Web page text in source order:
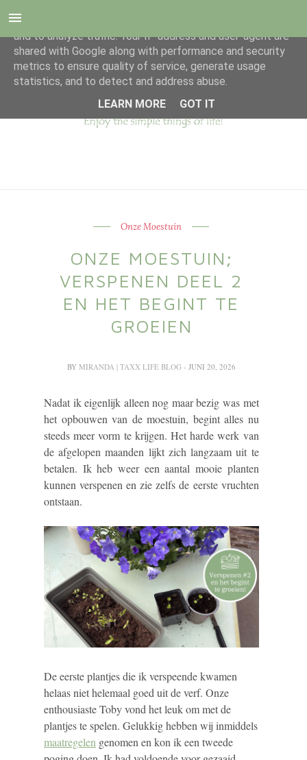
Onze Moestuin
ONZE MOESTUIN;
VERSPENEN DEEL 2
EN HET BEGINT TE
GROEIEN
BY MIRANDA | TAXX LIFE BLOG - JUNI 20, 2026
Nadat ik eigenlijk alleen nog maar bezig was met
het opbouwen van de moestuin, begint alles nu
steeds meer vorm te krijgen. Het harde werk van
de afgelopen maanden lijkt zich langzaam uit te
betalen. Ik heb weer een aantal mooie planten
kunnen verspenen en zie zelfs de eerste vruchten
ontstaan.
De eerste plantjes die ik verspeende kwamen
helaas niet helemaal goed uit de verf. Onze
enthousiaste Toby vond het leuk om met de
plantjes te spelen. Gelukkig hebben wij inmiddels
maatregelen genomen en kon ik een tweede
This site uses cookies from Google to deliver its services
and to analyze traffic. Your IP address and user-agent are
shared with Google along with performance and security
metrics to ensure quality of service, generate usage
statistics, and to detect and address abuse.
LEARN MORE
GOT IT